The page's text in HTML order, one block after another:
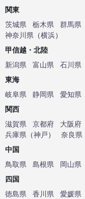
関東
茨城県
栃木県 群馬県
神奈川県 （横浜）
甲信越・北陸
新潟県
富山県 石川県
東海
岐阜県
静岡県 愛知県
関西
滋賀県
京都府 大阪府
兵庫県 （神戸） 奈良県
中国
鳥取県
島根県 岡山県
四国
徳島県
香川県 愛媛県